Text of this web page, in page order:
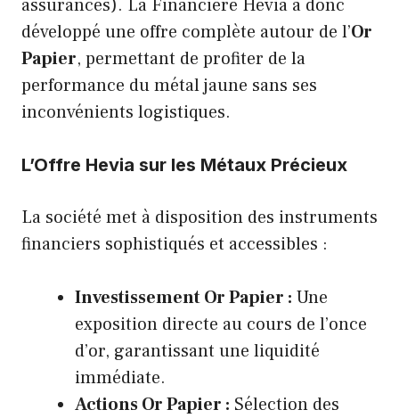
assurances). La Financière Hevia a donc
développé une offre complète autour de l’Or
Papier, permettant de profiter de la
performance du métal jaune sans ses
inconvénients logistiques.
L’Offre Hevia sur les Métaux Précieux
La société met à disposition des instruments
financiers sophistiqués et accessibles :
Investissement Or Papier : Une
exposition directe au cours de l’once
d’or, garantissant une liquidité
immédiate.
Actions Or Papier : Sélection des